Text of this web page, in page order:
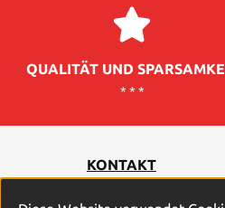
QUALITÄT UND
* * *
KONTAKT